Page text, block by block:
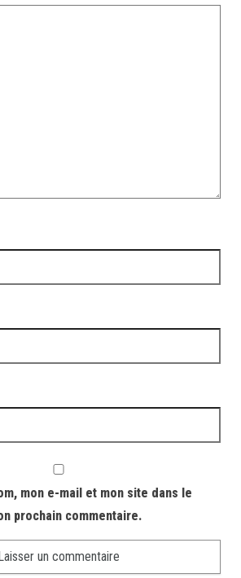
mon e-mail et mon site dans le
prochain commentaire.